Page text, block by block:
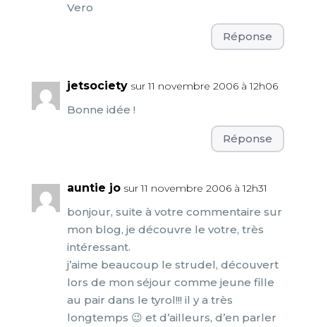
Vero
Réponse
jetsociety sur 11 novembre 2006 à 12h06
Bonne idée !
Réponse
auntie jo sur 11 novembre 2006 à 12h31
bonjour, suite à votre commentaire sur
mon blog, je découvre le votre, très
intéressant.
j’aime beaucoup le strudel, découvert
lors de mon séjour comme jeune fille
au pair dans le tyrol!!! il y a très
longtemps 😉 et d’ailleurs, d’en parler